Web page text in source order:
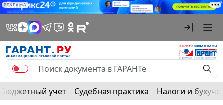
РЕКЛАМА
Бюджетный учет Судебная практика Налоги и